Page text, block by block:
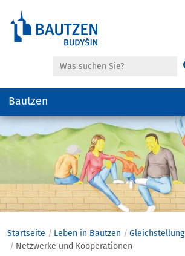
der
Seite
anspringen
Suche
Bautzen
Startseite Leben in Bautzen
Gleichstellung
Netzwerke und Kooperationen